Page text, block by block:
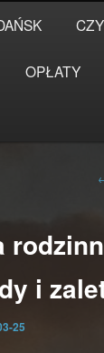
OPŁATY
i
25